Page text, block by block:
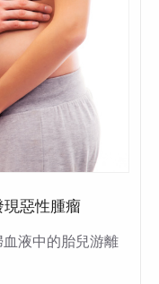
現惡性腫瘤
液中的胎兒游離